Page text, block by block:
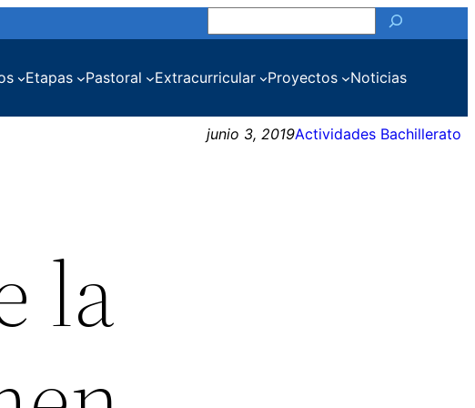
Etapas Pastoral Extracurricular Proyectos Noticias
junio 3, 2019Actividades Bachillerato
la